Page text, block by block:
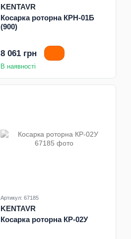
KENTAVR
Косарка роторна КРН-01Б
(900)
8 061 грн
В наявності
Артикул: 67185
KENTAVR
Косарка роторна КР-02У